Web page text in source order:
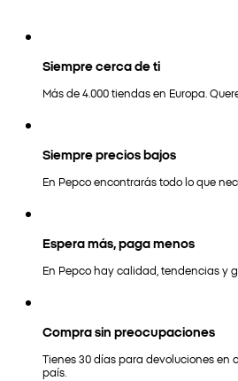
Siempre cerca de ti
Más de 4.000 tiendas en Europa.
Siempre precios bajos
En Pepco encontrarás todo lo que
Espera más, paga menos
En Pepco hay calidad, tendencias y
Compra sin preocupaciones
Tienes 30 días para devoluciones en
país.